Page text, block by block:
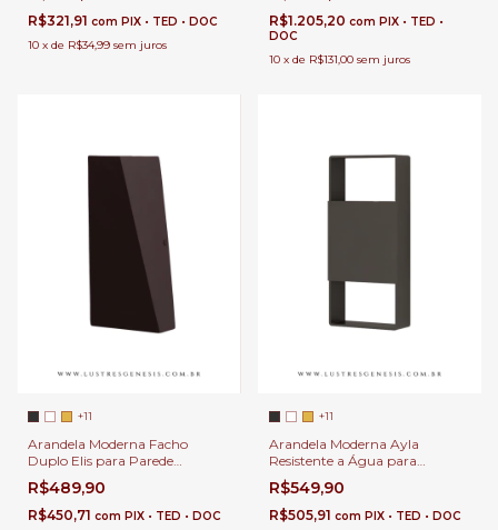
R$321,91 com PIX • TED • DOC
10 x de R$34,99 sem juros
R$1.205,20 com PIX • TED •
DOC
10 x de R$131,00 sem juros
+11
Arandela Moderna Facho
Duplo Elis para Parede
Externas Resistente a Chuva e
Decoração Interna
R$489,90
R$450,71 com PIX • TED • DOC
+11
Arandela Moderna Ayla
Resistente a Água para
Corredor, Lavabo, Varanda e
Áreas Externas
R$549,90
R$505,91 com PIX • TED • DOC